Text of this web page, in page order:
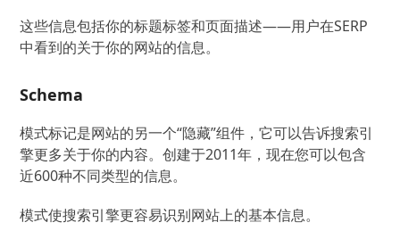
这些信息包括你的标题标签和页面描述——用户在SERP
中看到的关于你的网站的信息。
Schema
模式标记是网站的另一个“隐藏”组件，它可以告诉搜索引
擎更多关于你的内容。创建于2011年，现在您可以包含
近600种不同类型的信息。
模式使搜索引擎更容易识别网站上的基本信息。